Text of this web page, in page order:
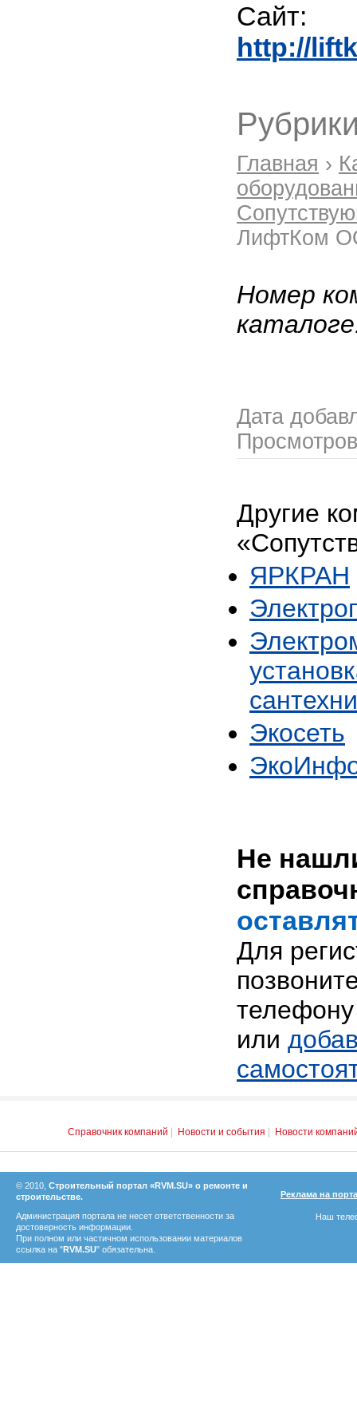
Сайт:
http://
Главная ›
ЛифтКом
Номер
Дата
Другие
ЯРКРАН
Экосеть
Не
Для
или
Справочник компаний Новости и события Новости
© 2010, Строительный портал «RVM.SU» о ремонте и
строительстве.
Администрация портала не несет ответственности за
достоверность информации.
При полном или частичном использовании материалов
ссылка на "RVM.SU" обязательна.
Реклама на
Наш